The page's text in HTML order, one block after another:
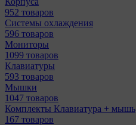
952 товаров
Системы охлаждения
596 товаров
Мониторы
1099 товаров
Клавиатуры
593 товаров
Мышки
1047 товаров
Комплекты Клавиатура + мышь
167 товаров